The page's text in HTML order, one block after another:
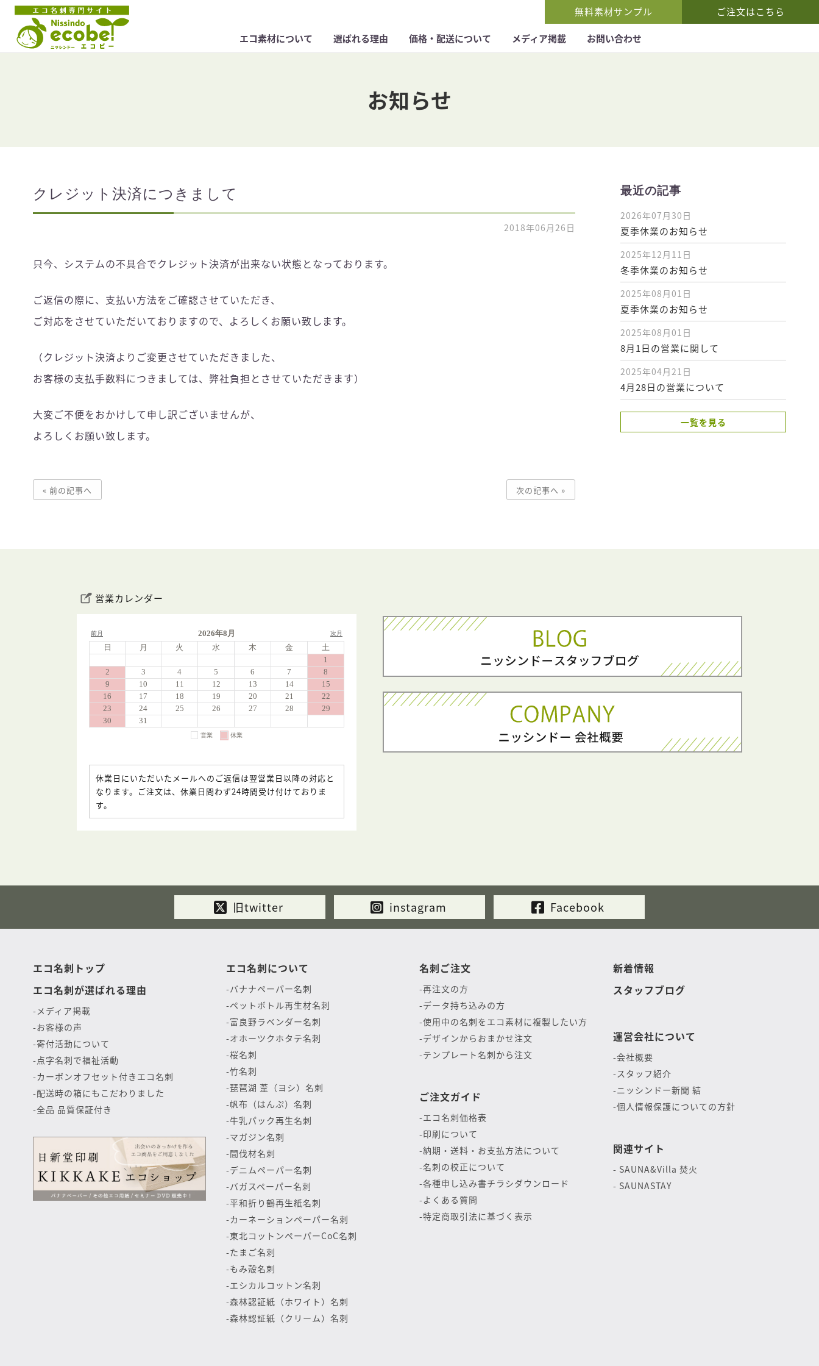
無料素材サンプル ご注文はこちら
エコ素材について 選ばれる理由 価格・配送について メディア掲載 お問い合わせ
お知らせ
クレジット決済につきまして
2018年06月26日
只今、システムの不具合でクレジット決済が出来ない状態となっております。
ご返信の際に、支払い方法をご確認させていただき、
ご対応をさせていただいておりますので、よろしくお願い致します。
（クレジット決済よりご変更させていただきました、
お客様の支払手数料につきましては、弊社負担とさせていただきます）
大変ご不便をおかけして申し訳ございませんが、
よろしくお願い致します。
« 前の記事へ 次の記事へ »
最近の記事
2026年07月30日
夏季休業のお知らせ
2025年12月11日
冬季休業のお知らせ
2025年08月01日
夏季休業のお知らせ
2025年08月01日
8月1日の営業に関して
2025年04月21日
4月28日の営業について
一覧を見る
営業カレンダー
休業日にいただいたメールへのご返信は翌営業日以降の対応と
なります。ご注文は、休業日問わず24時間受け付けておりま
す。
旧twitter instagram Facebook
エコ名刺トップ
エコ名刺が選ばれる理由
メディア掲載
お客様の声
寄付活動について
点字名刺で福祉活動
カーボンオフセット付きエコ名刺
配送時の箱にもこだわりました
全品 品質保証付き
エコ名刺について
バナナペーパー名刺
ペットボトル再生材名刺
富良野ラベンダー名刺
オホーツクホタテ名刺
桜名刺
竹名刺
琵琶湖 葦（ヨシ）名刺
帆布（はんぷ）名刺
牛乳パック再生名刺
マガジン名刺
間伐材名刺
デニムペーパー名刺
バガスペーパー名刺
平和折り鶴再生紙名刺
カーネーションペーパー名刺
東北コットンペーパーCoC名刺
たまご名刺
もみ殻名刺
エシカルコットン名刺
森林認証紙（ホワイト）名刺
森林認証紙（クリーム）名刺
名刺ご注文
再注文の方
データ持ち込みの方
使用中の名刺をエコ素材に複製したい方
デザインからおまかせ注文
テンプレート名刺から注文
ご注文ガイド
エコ名刺価格表
印刷について
納期・送料・お支払方法について
名刺の校正について
各種申し込み書チラシダウンロード
よくある質問
特定商取引法に基づく表示
新着情報
スタッフブログ
運営会社について
会社概要
スタッフ紹介
ニッシンドー新聞 結
個人情報保護についての方針
関連サイト
SAUNA&Villa 焚火
SAUNASTAY